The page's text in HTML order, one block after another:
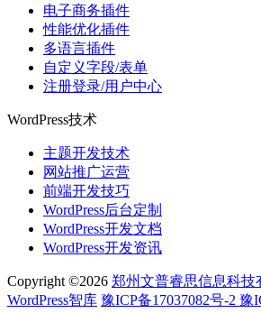
电子商务插件
性能优化插件
多语言插件
自定义字段/表单
注册登录/用户中心
WordPress技术
主题开发技术
网站推广运营
前端开发技巧
WordPress后台定制
WordPress开发文档
WordPress开发资讯
Copyright ©2026 郑州文普睿思信息科技
WordPress智库 豫ICP备17037082号-2 豫